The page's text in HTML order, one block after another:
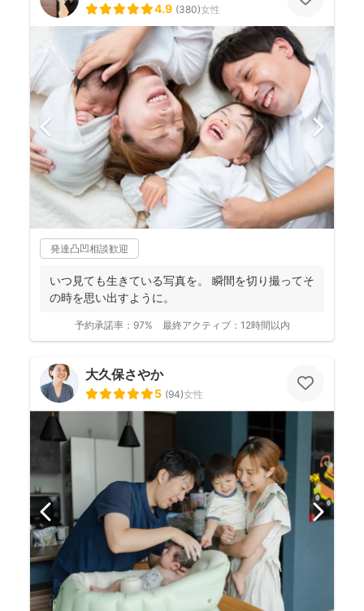
4.9 (380)女性
発達凸凹相談歓迎
いつ見ても生きている写真を。 瞬間を切り撮ってそ
の時を思い出すように。
予約承諾率： 97% 最終アクティブ： 12時間以内
大久保さやか
5 (94)女性